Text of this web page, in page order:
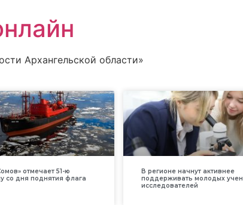
Архангельской области»
отмечает 51-ю
со дня поднятия флага
В регионе начнут активнее
поддерживать молодых
исследователей